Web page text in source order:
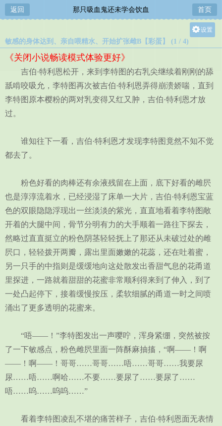
返回 那只吸血鬼还未学会饮血 首页
设置
中
小
敏感的身体达到、亲自喂精水、开始扩张雌B【彩蛋】 (1 / 4)
《关闭小说畅读模式体验更好》
吉伯·特利恩松开，来到李特图的右乳尖继续着刚刚的舔
舐啃咬吸允，李特图再次被吉伯·特利恩弄得崩溃娇喘，直到
李特图原本樱粉的两对乳变得又红又肿，吉伯·特利恩才放
过。
谁知往下一看，吉伯·特利恩才发现李特图竟然不知不觉
都去了。
粉色好看的肉棒还有余液残留在上面，底下好看的雌屄
也是淳淳流着水，已经浸湿了床单一大片，吉伯·特利恩宝蓝
色的双眼隐隐浮现出一丝淡淡的紫光，直直地看着李特图敞
开着的大腿中间，骨节分明有力的大手顺着一路往下探去，
然略过直直挺立的粉色阴茎轻轻抚上了那还从未破过处的雌
屄口，轻轻拨开两瓣，露出里面嫩嫩的花蕊，还在吐着蜜，
另一只手的中指则是缓缓地向这处散发出香甜气息的花甬道
里探进，一路就着甜甜的花蜜非常顺利得来到了伸入，到了
一处凸起停下，接着缓慢按压，柔软细腻的甬道一时之间喷
涌出了更多透明的花蜜来。
“唔——！”李特图发出一声嘤咛，浑身紧绷，突然被按
了一下敏感点，粉色雌屄里面一阵酥麻抽搐，“啊——！啊
——！啊——！哥哥……哥哥……唔……哥哥……我要尿
尿……唔……啊哈……不要……要尿了……要尿了……
唔……呜……呜呜……”
看着李特图凌乱不堪的痛苦样子，吉伯·特利恩面无表情